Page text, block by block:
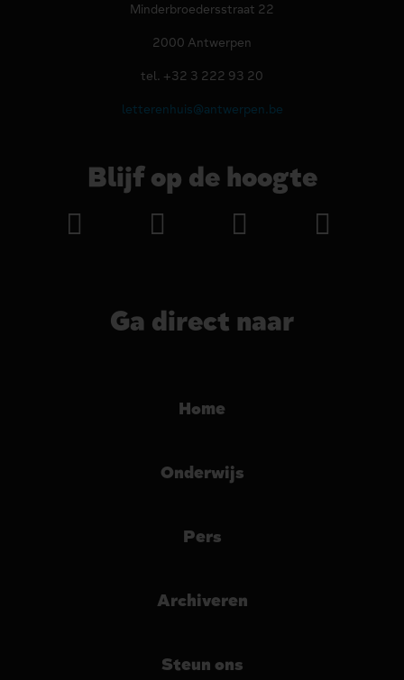
Minderbroedersstraat 22
2000 Antwerpen
tel. +32 3 222 93 20
letterenhuis@antwerpen.be
Blijf op de hoogte
Ga direct naar
Home
Onderwijs
Pers
Archiveren
Steun ons